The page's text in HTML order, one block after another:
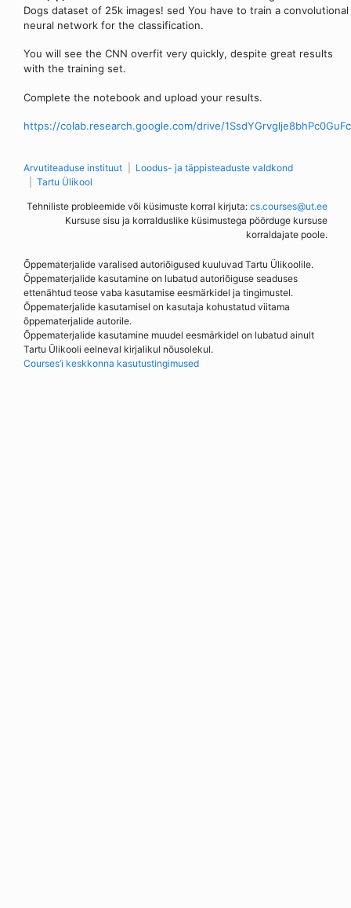
Dogs dataset of 25k images! sed You have to train a convolutional
neural network for the classification.
You will see the CNN overfit very quickly, despite great results
with the training set.
Complete the notebook and upload your results.
https://colab.research.google.com/drive/
Arvutiteaduse instituut
Loodus- ja täppisteaduste valdkond
Tartu Ülikool
Tehniliste probleemide või küsimuste korral kirjuta: cs.courses@ut.ee
Kursuse sisu ja korralduslike küsimustega pöörduge kursuse
korraldajate poole.
Õppematerjalide varalised autoriõigused kuuluvad Tartu Ülikoolile.
Õppematerjalide kasutamine on lubatud autoriõiguse seaduses
ettenähtud teose vaba kasutamise eesmärkidel ja tingimustel.
Õppematerjalide kasutamisel on kasutaja kohustatud viitama
õppematerjalide autorile.
Õppematerjalide kasutamine muudel eesmärkidel on lubatud ainult
Tartu Ülikooli eelneval kirjalikul nõusolekul.
Courses’i keskkonna kasutustingimused